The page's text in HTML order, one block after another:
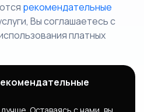
рекомендательные
Вы соглашаетесь c
платных
Правила сервиса
Пользовательское
товары/услуги